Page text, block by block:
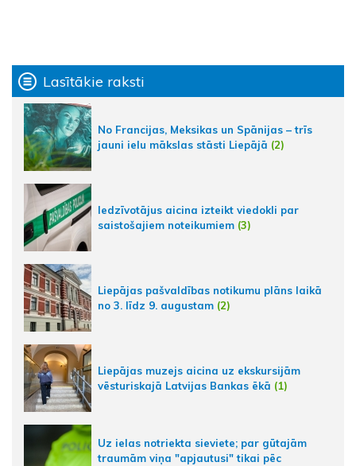
Lasītākie raksti
No Francijas, Meksikas un Spānijas – trīs
jauni ielu mākslas stāsti Liepājā (2)
Iedzīvotājus aicina izteikt viedokli par
saistošajiem noteikumiem (3)
Liepājas pašvaldības notikumu plāns laikā
no 3. līdz 9. augustam (2)
Liepājas muzejs aicina uz ekskursijām
vēsturiskajā Latvijas Bankas ēkā (1)
Uz ielas notriekta sieviete; par gūtajām
traumām viņa "apjautusi" tikai pēc